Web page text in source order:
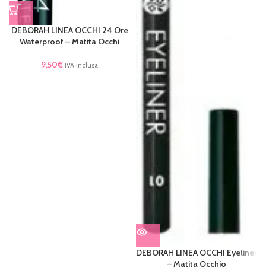
DEBORAH LINEA OCCHI 24 Ore
Waterproof – Matita Occhi
9,50€ IVA inclusa
DEBORAH LINEA OCCHI Eyeliner
– Matita Occhio